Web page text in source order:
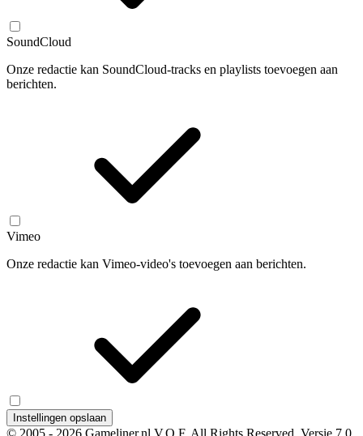
SoundCloud
Onze redactie kan SoundCloud-tracks en playlists toevoegen aan
berichten.
Vimeo
Onze redactie kan Vimeo-video's toevoegen aan berichten.
Instellingen opslaan